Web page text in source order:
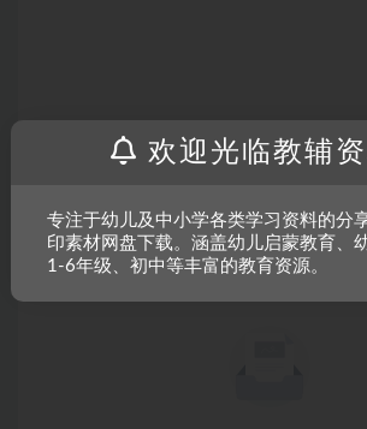
欢迎光临教辅
专注于幼儿及中小学各类学习资料的分
印素材网盘下载。涵盖幼儿启蒙教育、
1-6年级、初中等丰富的教育资源。